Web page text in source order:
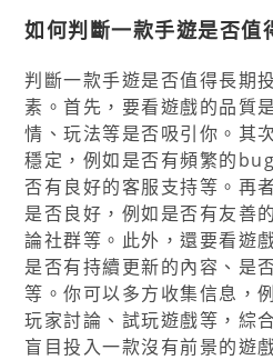
如何判斷一款手遊是否值
判斷一款手遊是否值得長期
素。首先，要看遊戲的品質
情、玩法等是否吸引你。其
穩定，例如是否有頻繁的
否有良好的客服支持等。再
是否良好，例如是否有友善
論社群等。此外，還要看遊
是否有持續更新的內容、是
等。你可以多方收集信息，
玩家討論、試玩遊戲等，綜
盲目投入一款沒有前景的遊